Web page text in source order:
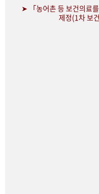
➤ 「농어촌 등 보건의료를
제정(1차 보